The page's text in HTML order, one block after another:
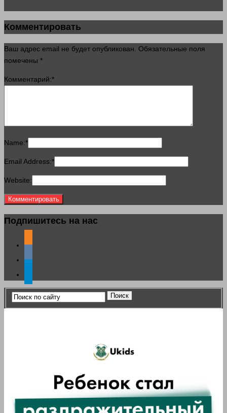
Комментировать
Ваш адрес email не будет опубликован. Обязательные поля
помечены *
Комментарий:*
Name:*
Email Address:*
Website:
Подпишитесь на нас